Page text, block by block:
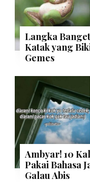
Langka
Katak yang
Gemes
Ambyar! 10
Pakai Bahasa
Galau Abis